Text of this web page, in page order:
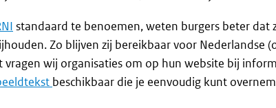
standaard te benoemen, weten burgers beter dat
Zo blijven zij bereikbaar voor
vragen wij organisaties om op hun website bij
beschikbaar die je eenvoudig kunt